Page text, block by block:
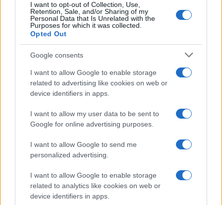
I want to opt-out of Collection, Use,
Retention, Sale, and/or Sharing of my
Personal Data that Is Unrelated with the
Purposes for which it was collected.
Opted Out
Google consents
I want to allow Google to enable storage
related to advertising like cookies on web or
device identifiers in apps.
I want to allow my user data to be sent to
Google for online advertising purposes.
I want to allow Google to send me
personalized advertising.
I want to allow Google to enable storage
related to analytics like cookies on web or
device identifiers in apps.
I nostri cari
I nostri cari
I nostri cari